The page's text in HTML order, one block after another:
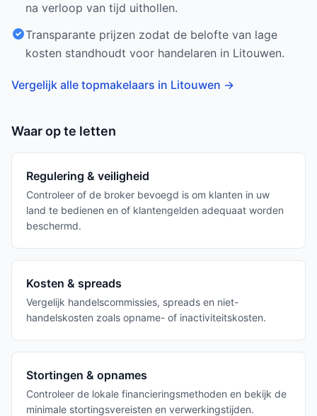
na verloop van tijd uithollen.
Transparante prijzen zodat de belofte van lage
kosten standhoudt voor handelaren in Litouwen.
Vergelijk alle topmakelaars in Litouwen →
Waar op te letten
Regulering & veiligheid
Controleer of de broker bevoegd is om klanten in uw
land te bedienen en of klantengelden adequaat worden
beschermd.
Kosten & spreads
Vergelijk handelscommissies, spreads en niet-
handelskosten zoals opname- of inactiviteitskosten.
Stortingen & opnames
Controleer de lokale financieringsmethoden en bekijk de
minimale stortingsvereisten en verwerkingstijden.